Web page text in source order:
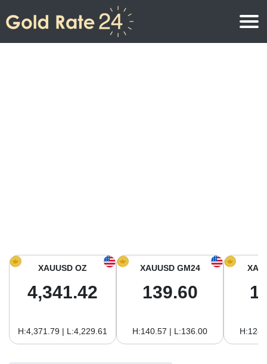
Precio del Oro hoy en América del sur
XAUUSD OZ
4,341.42
H:4,371.79 | L:4,229.61
XAUUSD GM24
139.60
H:140.57 | L:136.00